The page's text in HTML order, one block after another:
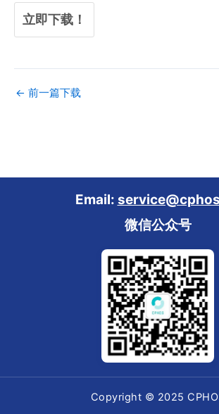
立即下载！
← 前一篇下载
Email:
微信公众号
Copyright © 2025